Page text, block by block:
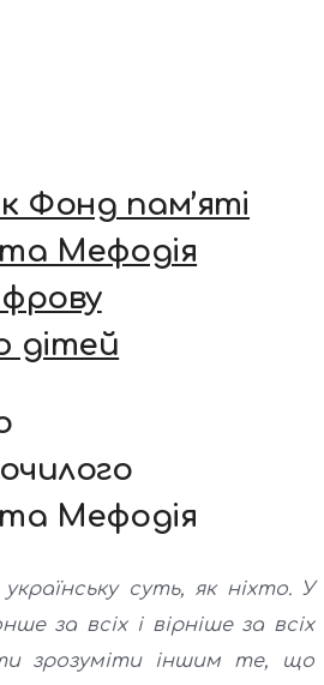
Фонд пам’яті
Мефодія
дітей
Мефодія
українську суть, як ніхто. У
за всіх і вірніше за всіх
зрозуміти іншим те, що